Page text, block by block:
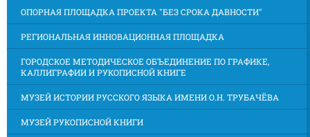
ОПОРНАЯ ПЛОЩАДКА ПРОЕКТА "БЕЗ СРОКА ДАВНОСТИ"
РЕГИОНАЛЬНАЯ ИННОВАЦИОННАЯ ПЛОЩАДКА
ГОРОДСКОЕ МЕТОДИЧЕСКОЕ ОБЪЕДИНЕНИЕ ПО ГРАФИКЕ,
КАЛЛИГРАФИИ И РУКОПИСНОЙ КНИГЕ
МУЗЕЙ ИСТОРИИ РУССКОГО ЯЗЫКА ИМЕНИ О.Н. ТРУБАЧЁВА
МУЗЕЙ РУКОПИСНОЙ КНИГИ